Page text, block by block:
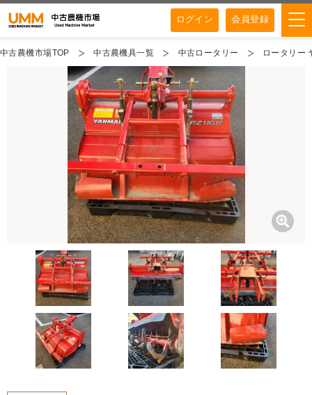
ログイン 会員登録
中古農機市場TOP 中古農機具一覧 中古ロータリー ロータリー